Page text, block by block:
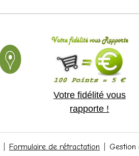
Votre fidélité vous
rapporte !
Formulaire de rétractation Gestion